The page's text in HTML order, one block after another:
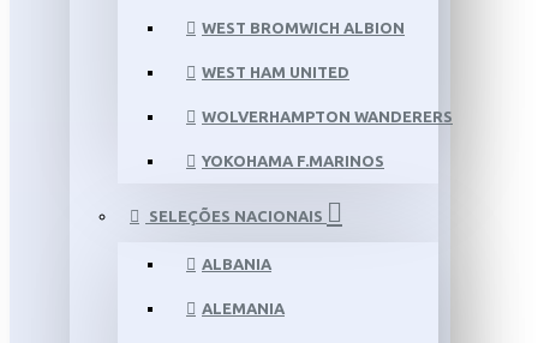
WEST BROMWICH ALBION
WEST HAM UNITED
WOLVERHAMPTON WANDERERS
YOKOHAMA F.MARINOS
SELEÇÕES NACIONAIS
ALBANIA
ALEMANIA